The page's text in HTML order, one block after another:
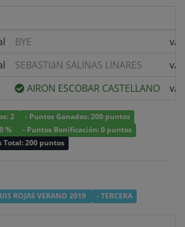
BYE
v/s
SEBASTIáN SALINAS LINARES
v/s
AIRON ESCOBAR CASTELLANO v/s
2
- Puntos Ganados: 200 puntos
%
- Puntos Bonificación: 0 puntos
Total: 200 puntos
ROJAS VERANO 2019 - TERCERA